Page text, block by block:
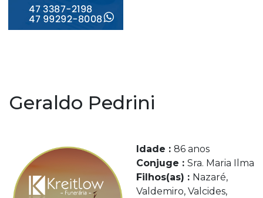
Geraldo Pedrini
Idade : 86 anos
Conjuge : Sra. Maria Ilma
Filhos(as) : Nazaré,
Valdemiro, Valcides,